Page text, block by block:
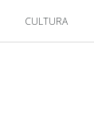
CULTURA